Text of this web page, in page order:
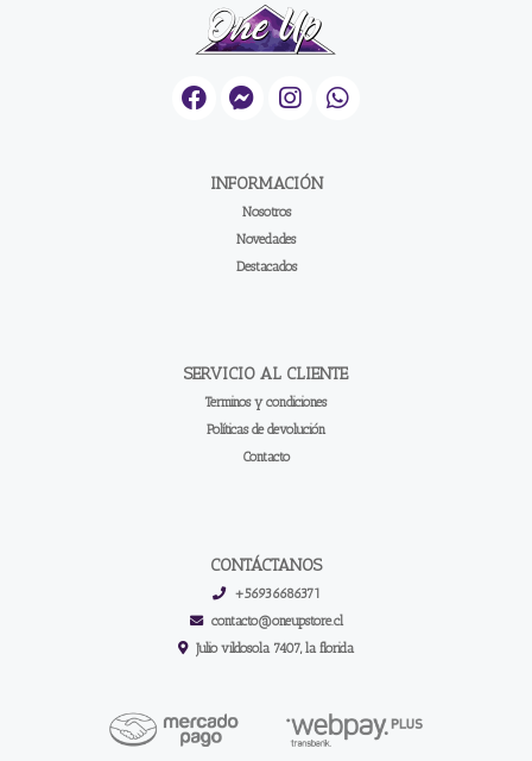
INFORMACIÓN
Nosotros
Novedades
Destacados
SERVICIO AL CLIENTE
Terminos y condiciones
Políticas de devolución
Contacto
CONTÁCTANOS
+56936686371
contacto@oneupstore.cl
Julio vildosola 7407, la florida